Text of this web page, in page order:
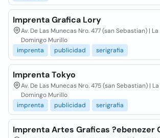
Imprenta Grafica Lory
Av. De Las Munecas Nro. 477 (san Sebastian) |
Domingo Murillo
imprenta
publicidad serigrafia
Imprenta Tokyo
Av. De Las Munecas Nro. 475 (san Sebastian) |
Domingo Murillo
imprenta
publicidad serigrafia
Imprenta Artes Graficas ?ebenezer